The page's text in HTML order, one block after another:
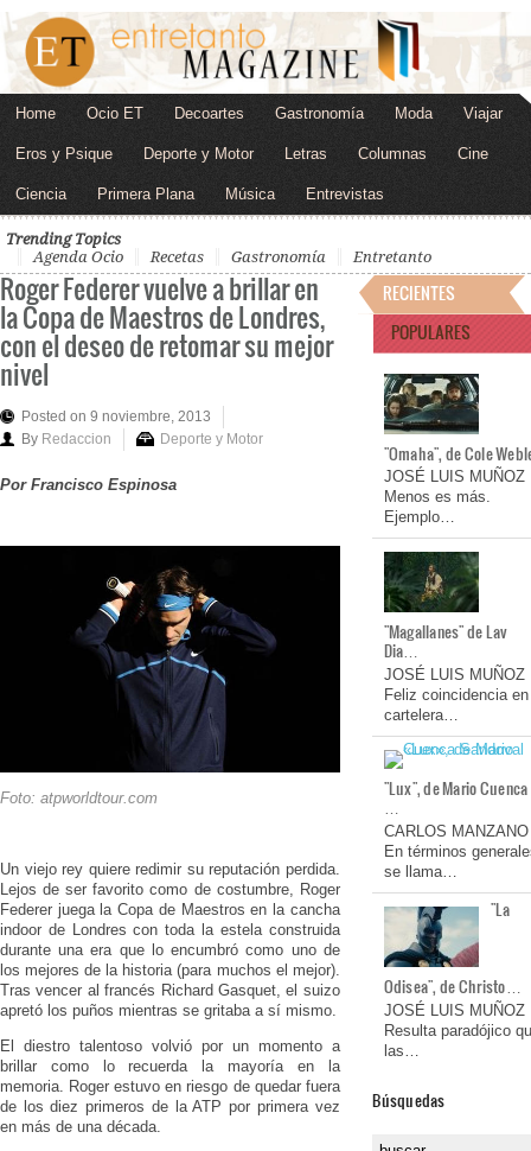
Home Ocio ET Decoartes Gastronomía Moda Viajar
Eros y Psique Deporte y Motor Letras Columnas Cine
Ciencia Primera Plana Música Entrevistas
Trending Topics
Agenda Ocio
Recetas Gastronomía Entretanto
Roger Federer vuelve a brillar en
la Copa de Maestros de Londres,
con el deseo de retomar su mejor
nivel
Posted on 9 noviembre, 2013
By Redaccion Deporte y Motor
Por Francisco Espinosa
Foto: atpworldtour.com
Un viejo rey quiere redimir su reputación perdida.
Lejos de ser favorito como de costumbre, Roger
Federer juega la Copa de Maestros en la cancha
indoor de Londres con toda la estela construida
durante una era que lo encumbró como uno de
los mejores de la historia (para muchos el mejor).
Tras vencer al francés Richard Gasquet, el suizo
apretó los puños mientras se gritaba a sí mismo.
El diestro talentoso volvió por un momento a
brillar como lo recuerda la mayoría en la
memoria. Roger estuvo en riesgo de quedar fuera
de los diez primeros de la ATP por primera vez
en más de una década.
RECIENTES
POPULARES
"Omaha", de Cole
JOSÉ LUIS MUÑOZ
Menos es más.
Ejemplo…
"Magallanes" de Lav
Dia…
JOSÉ LUIS MUÑOZ
Feliz coincidencia en
cartelera…
"Lux", de Mario Cuenca
…
CARLOS MANZANO
En términos
se llama…
"La
Odisea", de Christo…
JOSÉ LUIS MUÑOZ
Resulta paradójico
las…
Búsquedas